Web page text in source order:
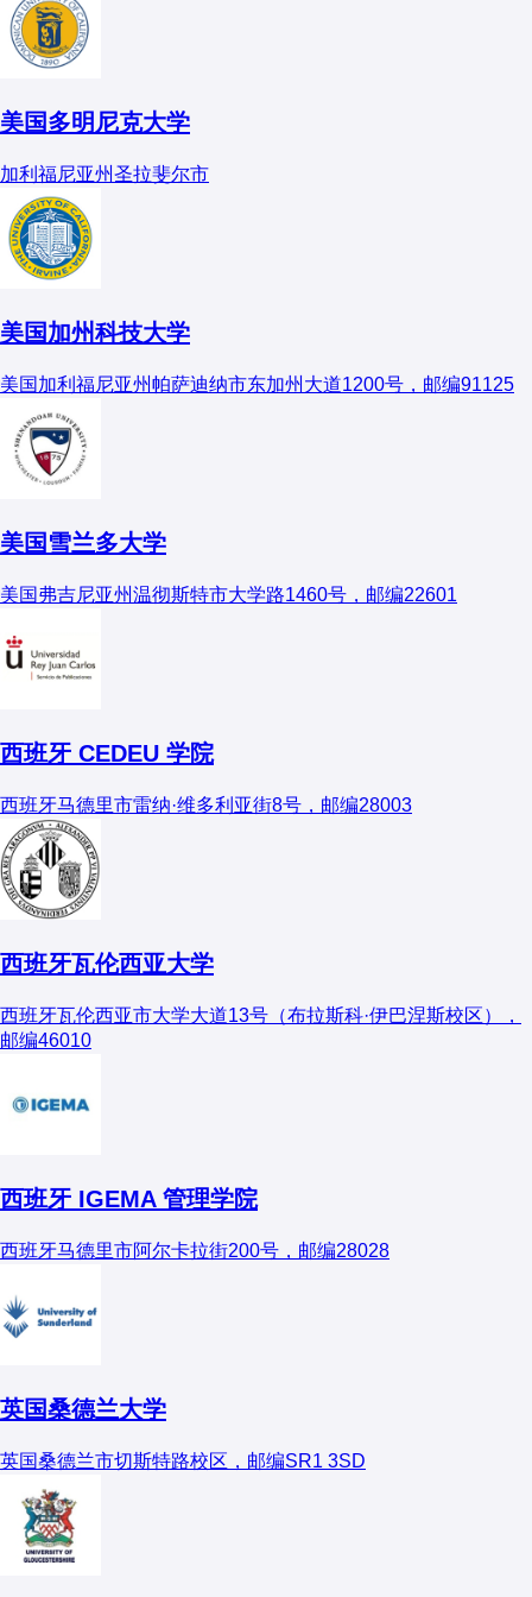
美国多明尼克大学
加利福尼亚州圣拉斐尔市
美国加州科技大学
美国加利福尼亚州帕萨迪纳市东加州大道1200号，邮编91125
美国雪兰多大学
美国弗吉尼亚州温彻斯特市大学路1460号，邮编22601
西班牙 CEDEU 学院
西班牙马德里市雷纳·维多利亚街8号，邮编28003
西班牙瓦伦西亚大学
西班牙瓦伦西亚市大学大道13号（布拉斯科·伊巴涅斯校区），
邮编46010
西班牙 IGEMA 管理学院
西班牙马德里市阿尔卡拉街200号，邮编28028
英国桑德兰大学
英国桑德兰市切斯特路校区，邮编SR1 3SD